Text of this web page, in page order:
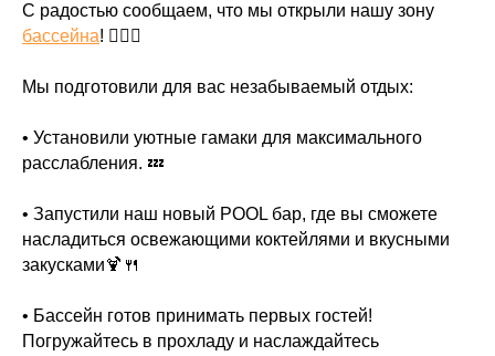
С радостью сообщаем, что мы открыли нашу зону
бассейна! 🏊‍♂💦
Мы подготовили для вас незабываемый отдых:
• Установили уютные гамаки для максимального
расслабления. 💤
• Запустили наш новый POOL бар, где вы сможете
насладиться освежающими коктейлями и вкусными
закусками🍹🍴
• Бассейн готов принимать первых гостей!
Погружайтесь в прохладу и наслаждайтесь